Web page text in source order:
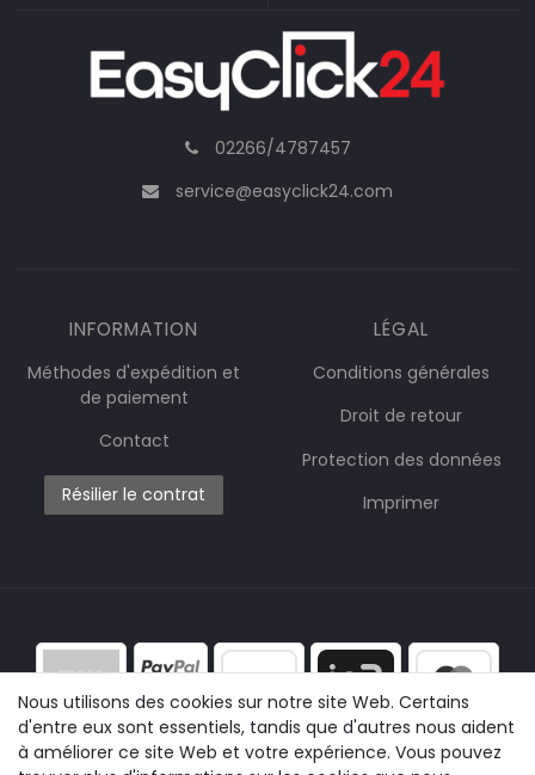
02266/4787457
service@easyclick24.com
INFORMATION
Méthodes d'expédition et
de paiement
Contact
Résilier le contrat
LÉGAL
Conditions générales
Droit de retour
Protection des données
Imprimer
Nous utilisons des cookies sur notre site Web. Certains
d'entre eux sont essentiels, tandis que d'autres nous aident
à améliorer ce site Web et votre expérience. Vous pouvez